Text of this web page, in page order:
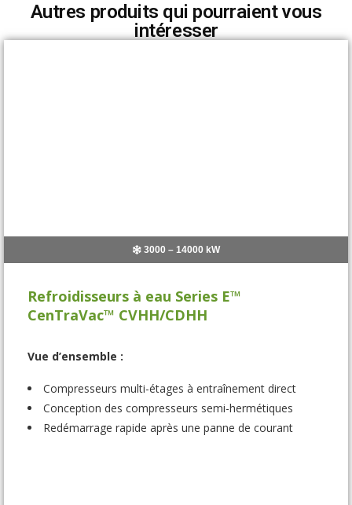
Autres produits qui pourraient vous
intéresser
3000 – 14000 kW
Refroidisseurs à eau Series E™
CenTraVac™ CVHH/CDHH
Vue d’ensemble :
Compresseurs multi-étages à entraînement direct
Conception des compresseurs semi-hermétiques
Redémarrage rapide après une panne de courant